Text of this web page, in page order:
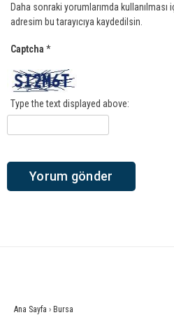
Daha sonraki yorumlarımda
adresim bu tarayıcıya kaydedilsin.
Captcha *
Type the text displayed above:
Ana Sayfa › Bursa